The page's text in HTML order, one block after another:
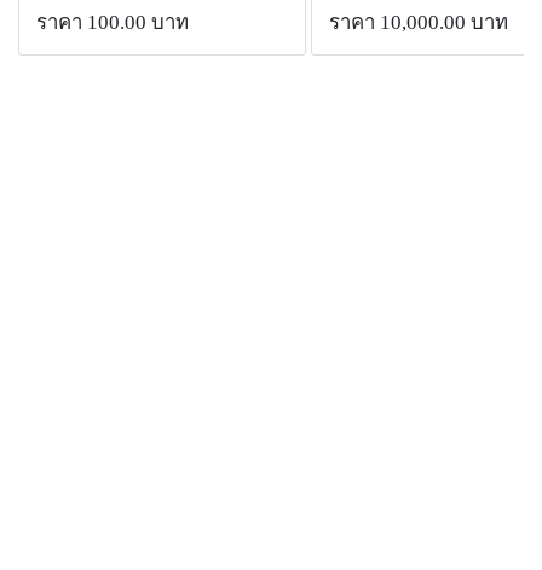
ราคา 100.00 บาท ราคา 10,000.00 บาท